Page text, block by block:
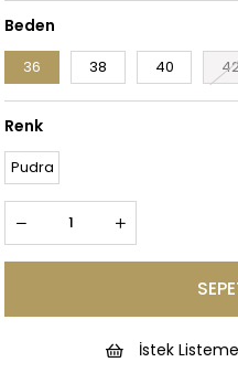
Beden
36 38 40
Renk
Pudra
İstek